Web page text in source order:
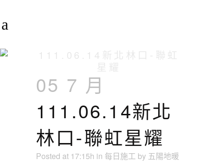
05 7 月
111.06.14新北
林口-聯虹星耀
Posted at 17:15h in 每日施工 by 五陽地暖